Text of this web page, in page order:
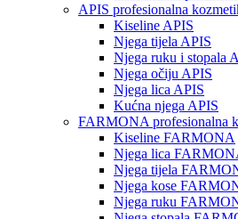
APIS profesionalna
Kiseline APIS
Njega tijela APIS
Njega ruku i stopala
Njega očiju APIS
Njega lica APIS
Kućna njega APIS
FARMONA profesionalna
Kiseline FARMONA
Njega lica
Njega tijela
Njega kose
Njega ruku